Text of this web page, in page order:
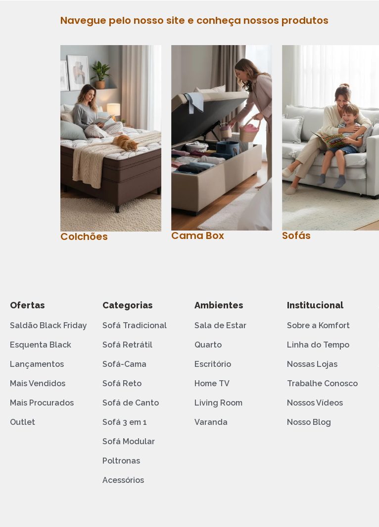
Navegue pelo nosso site e conheça nossos produtos
Colchões Cama Box Sofás
Ofertas
Saldão Black Friday
Esquenta Black
Lançamentos
Mais Vendidos
Mais Procurados
Outlet
Categorias
Sofá Tradicional
Sofá Retrátil
Sofá-Cama
Sofá Reto
Sofá de Canto
Sofá 3 em 1
Sofá Modular
Poltronas
Acessórios
Ambientes
Sala de Estar
Quarto
Escritório
Home TV
Living Room
Varanda
Institucional
Sobre a Komfort
Linha do Tempo
Nossas Lojas
Trabalhe Conosco
Nossos Vídeos
Nosso Blog